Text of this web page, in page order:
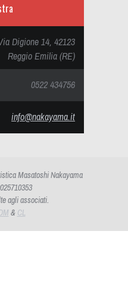
Digione 14, 42123
Reggio Emilia (RE)
0522 434756
info@nakayama.it
Masatoshi Nakayama
agli associati.
& CL